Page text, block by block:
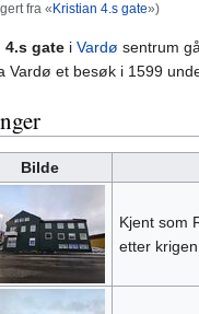
fra « Kristian 4.s gate»)
4.s gate i Vardø sentrum
Vardø et besøk i 1599
Bilde
Kjent som
etter krigen.